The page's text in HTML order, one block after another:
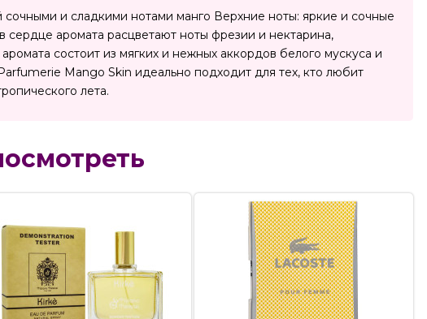
и сладкими нотами манго Верхние ноты: яркие и сочные
аромата расцветают ноты фрезии и нектарина,
состоит из мягких и нежных аккордов белого мускуса и
Mango Skin идеально подходит для тех, кто любит
лета.